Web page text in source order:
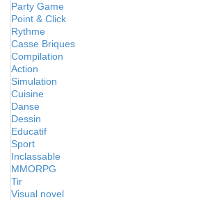
Party Game
Point & Click
Rythme
Casse Briques
Compilation
Action
Simulation
Cuisine
Danse
Dessin
Educatif
Sport
Inclassable
MMORPG
Tir
Visual novel